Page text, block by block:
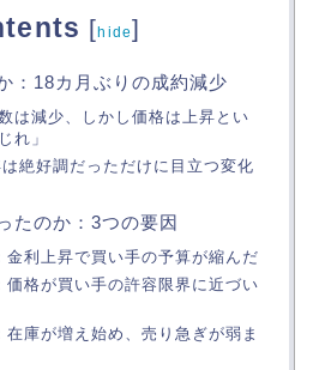
[hide]
：18カ月ぶりの成約減少
は減少、しかし価格は上昇とい
れ」
絶好調だっただけに目立つ変化
たのか：3つの要因
金利上昇で買い手の予算が縮んだ
価格が買い手の許容限界に近づい
在庫が増え始め、売り急ぎが弱ま